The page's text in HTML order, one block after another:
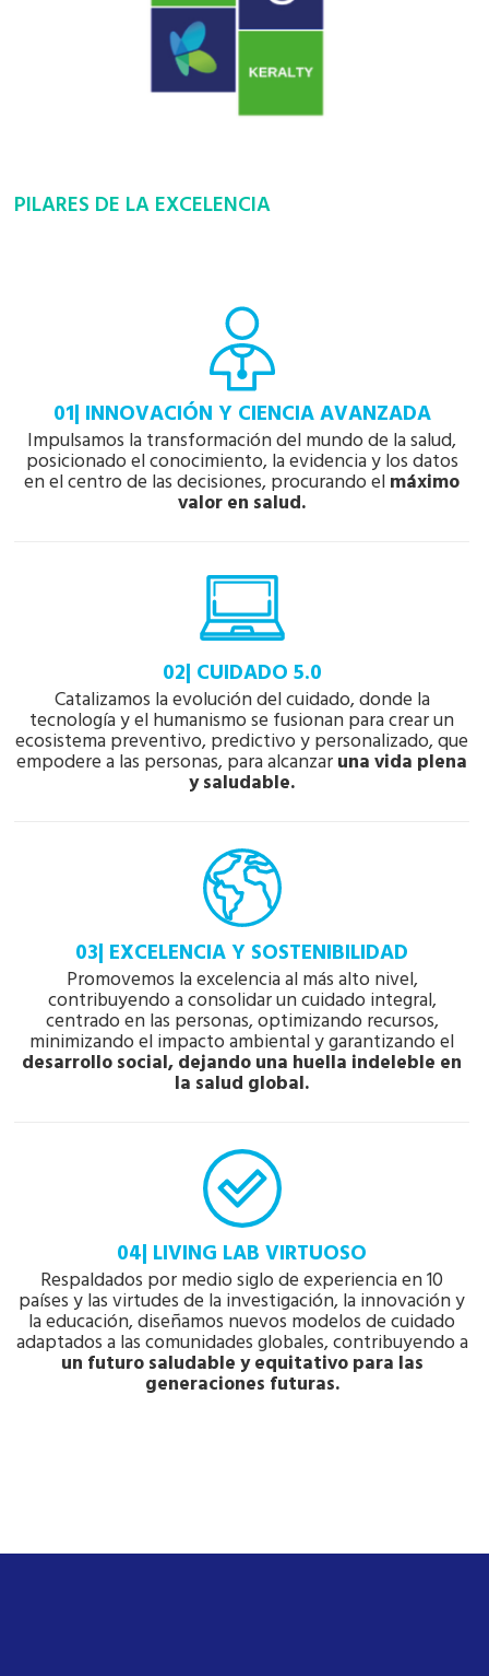
PILARES DE LA EXCELENCIA
01| INNOVACIÓN Y CIENCIA AVANZADA
Impulsamos la transformación del mundo de la salud,
posicionado el conocimiento, la evidencia y los datos
en el centro de las decisiones, procurando elmáximo
valor en salud.
02| CUIDADO 5.0
Catalizamos la evolución del cuidado, donde la
tecnología y el humanismo se fusionan para crear un
ecosistema preventivo, predictivo y personalizado, que
empodere a las personas, para alcanzaruna vida plena
y saludable.
03| EXCELENCIA Y SOSTENIBILIDAD
Promovemos la excelencia al más alto nivel,
contribuyendo a consolidar un cuidado integral,
centrado en las personas, optimizando recursos,
minimizando el impacto ambiental y garantizando el
desarrollo social, dejando una huella indeleble en
la salud global.
04| LIVING LAB VIRTUOSO
Respaldados por medio siglo de experiencia en 10
países y las virtudes de la investigación, la innovación y
la educación, diseñamos nuevos modelos de cuidado
adaptados a las comunidades globales, contribuyendo a
un futuro saludable y equitativo para las
generaciones futuras.